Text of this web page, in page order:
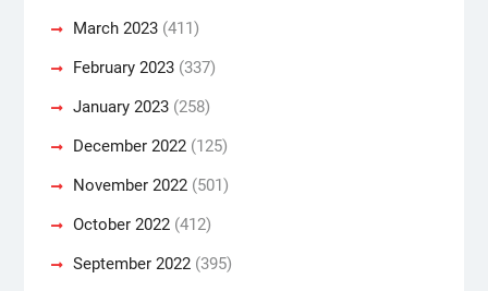
March 2023(411)
February 2023(337)
January 2023(258)
December 2022(125)
November 2022(501)
October 2022(412)
September 2022(395)